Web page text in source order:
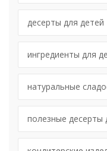
десерты для детей
ингредиенты для
натуральные
полезные десерты